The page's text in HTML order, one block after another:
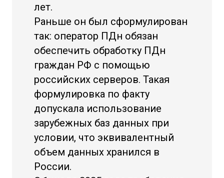
лет.
Раньше он был сформулирован
так: оператор ПДн обязан
обеспечить обработку ПДн
граждан РФ с помощью
российских серверов. Такая
формулировка по факту
допускала использование
зарубежных баз данных при
условии, что эквивалентный
объем данных хранился в
России.